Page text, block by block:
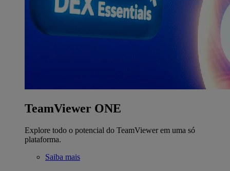
TeamViewer ONE
Explore todo o potencial do TeamViewer em uma só
plataforma.
Saiba mais